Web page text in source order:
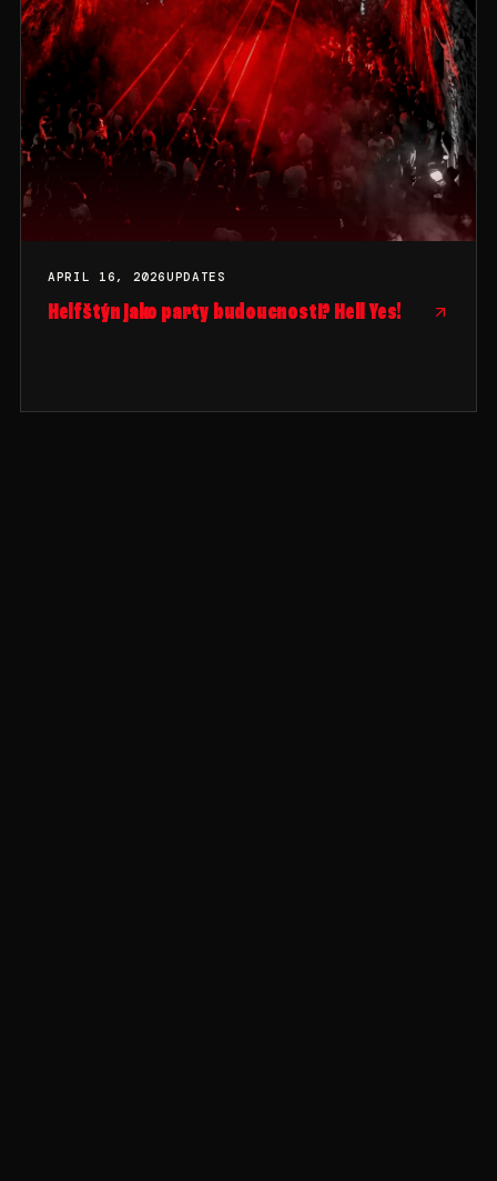
APRIL 16, 2026UPDATES
Helfštýn jako party budoucnosti? Hell Yes!